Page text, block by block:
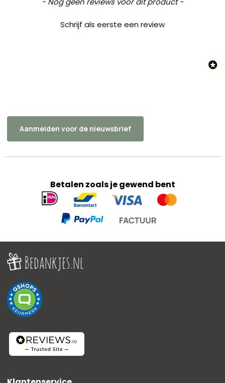
Schrijf als eerste een review
Betalen zoals je gewend bent
Geaccepteerde
betaalmethoden
Aanmelden voor de nieuwsbrief